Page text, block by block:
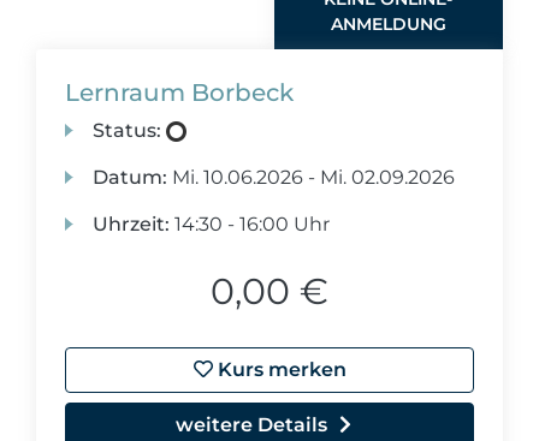
ANMELDUNG
Lernraum Borbeck
Status:
Datum: Mi. 10.06.2026 - Mi. 02.09.2026
Uhrzeit: 14:30 - 16:00 Uhr
0,00 €
Kurs merken
weitere Details